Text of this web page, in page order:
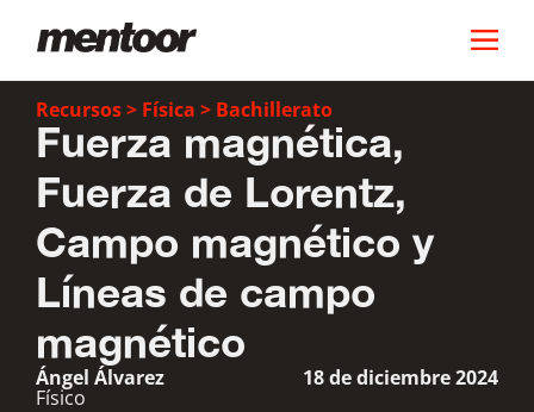
Recursos> Física > Bachillerato
Fuerza magnética,
Fuerza de Lorentz,
Campo magnético y
Líneas de campo
magnético
Ángel Álvarez
Físico
18 de diciembre 2024